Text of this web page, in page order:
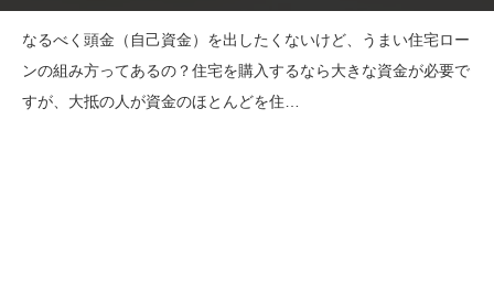
なるべく頭金（自己資金）を出したくないけど、うまい住宅ロー
ンの組み方ってあるの？住宅を購入するなら大きな資金が必要で
すが、大抵の人が資金のほとんどを住…